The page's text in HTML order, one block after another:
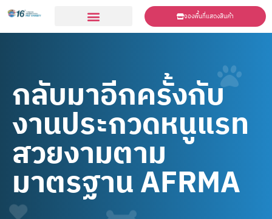
จองพื้นที่แสดงสินค้า
กลับมาอีกครั้งกับ
งานประกวดหนูแรท
สวยงามตาม
มาตรฐาน AFRMA